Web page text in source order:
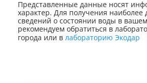
Представленные данные носят
характер. Для получения наиболее
сведений о состоянии воды в
рекомендуем обратиться в
города или в лабораторию Экодар